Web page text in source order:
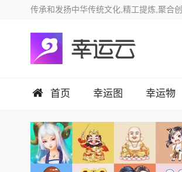
首页 幸运图 幸运物